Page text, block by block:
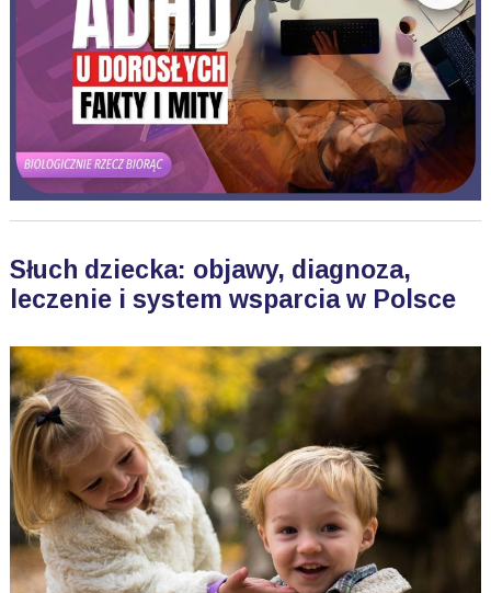
Słuch dziecka: objawy, diagnoza,
leczenie i system wsparcia w Polsce